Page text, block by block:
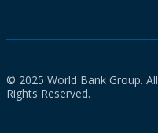
© 2025 World Bank Group. All
Rights Reserved.